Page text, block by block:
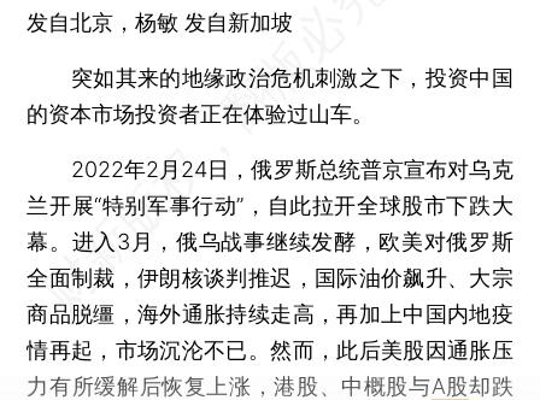
发自北京，杨敏 发自新加坡
突如其来的地缘政治危机刺激之下，投资中国
的资本市场投资者正在体验过山车。
2022年2月24日，俄罗斯总统普京宣布对乌克
兰开展“特别军事行动”，自此拉开全球股市下跌大
幕。进入3月，俄乌战事继续发酵，欧美对俄罗斯
全面制裁，伊朗核谈判推迟，国际油价飙升、大宗
商品脱缰，海外通胀持续走高，再加上中国内地疫
情再起，市场沉沦不已。然而，此后美股因通胀压
力有所缓解后恢复上涨，港股、中概股与A股却跌